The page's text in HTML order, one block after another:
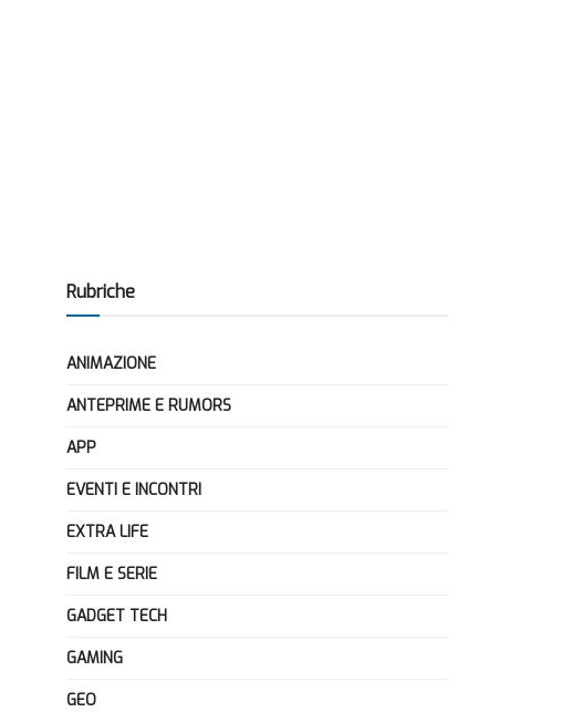
Rubriche
ANIMAZIONE
ANTEPRIME E RUMORS
APP
EVENTI E INCONTRI
EXTRA LIFE
FILM E SERIE
GADGET TECH
GAMING
GEO